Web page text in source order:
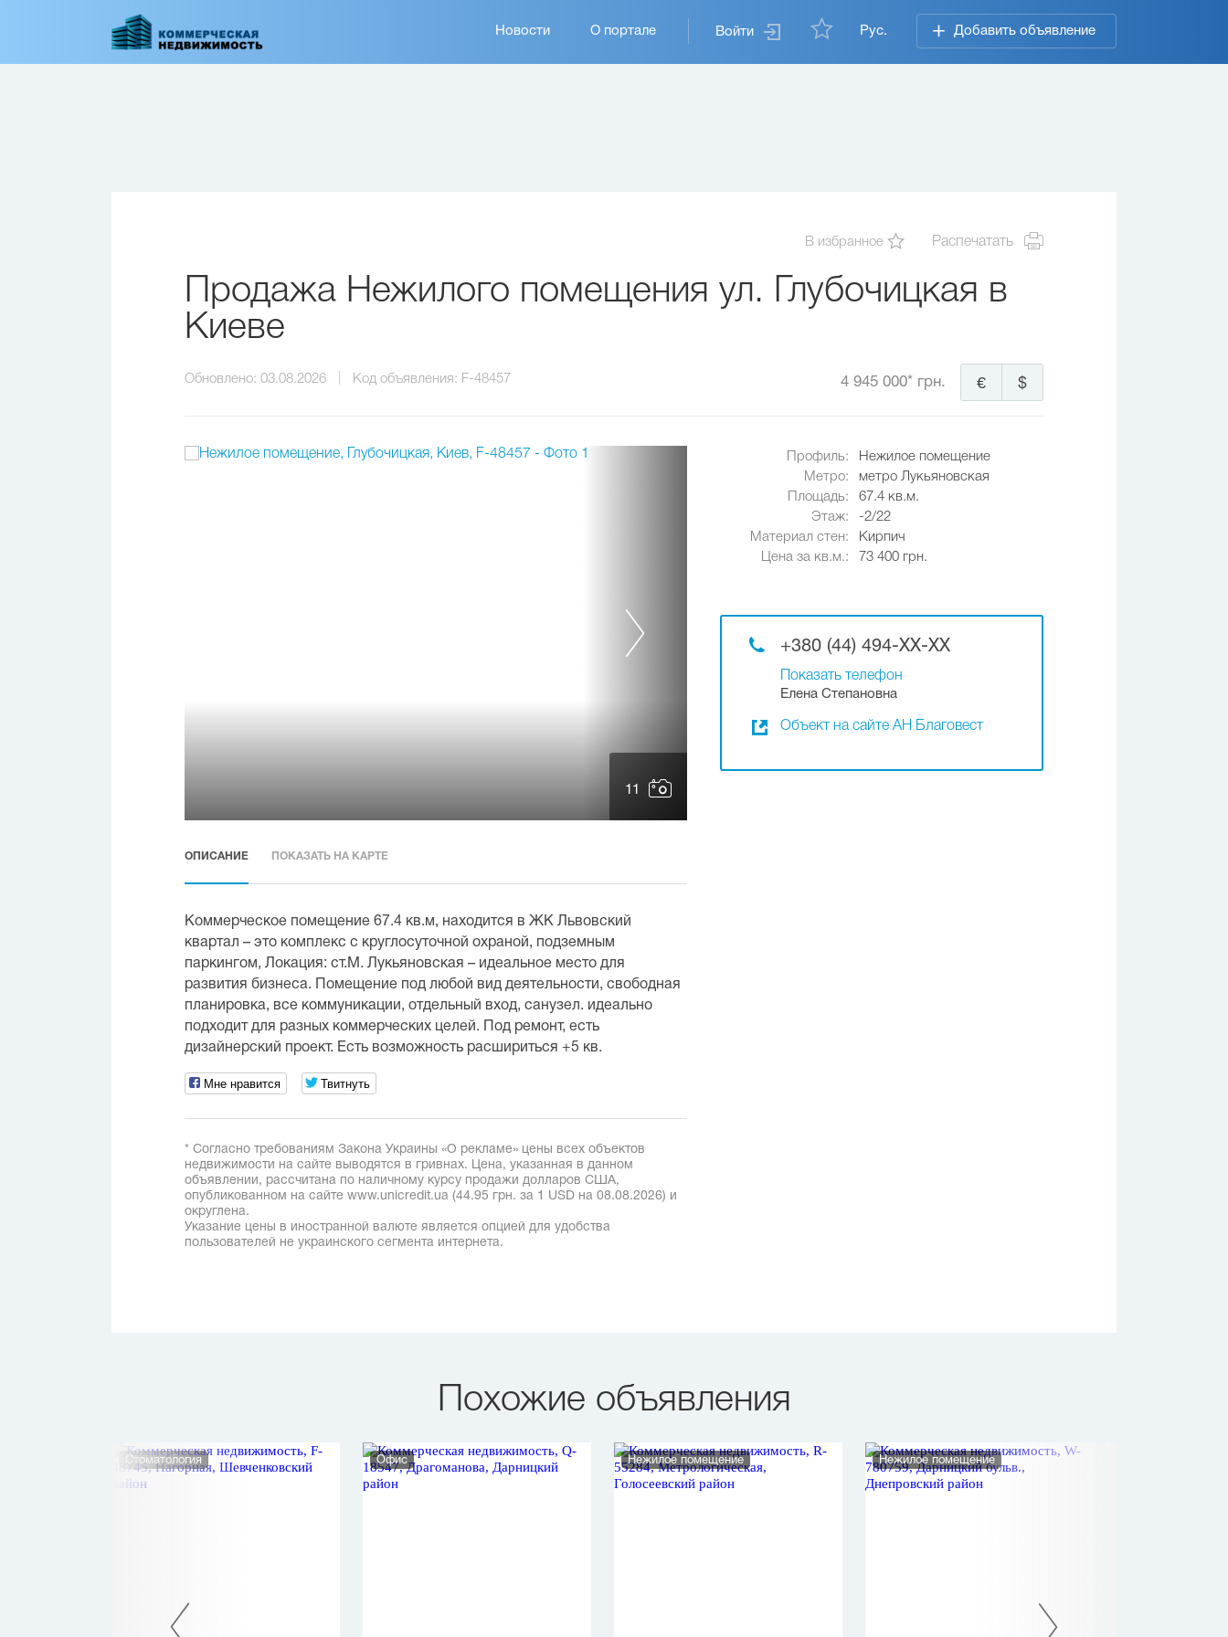
Войти Рус. Добавить объявление
Основная
навигация
Новости О портале
В избранное Распечатать
Продажа Нежилого помещения ул. Глубочицкая в
Киеве
Обновлено: 03.08.2026 Код объявления: F-48457 4 945 000* грн. $
€
11
Профиль:
Нежилое помещение
Метро:
метро Лукьяновская
Площадь:
67.4 кв.м.
Этаж:
-2/22
Материал стен:
Кирпич
Цена за кв.м.:
73 400 грн.
+380 (44) 494-XX-XX
Показать телефон
Елена Степановна
Объект на сайте АН Благовест
ОПИСАНИЕ ПОКАЗАТЬ НА КАРТЕ
Коммерческое помещение 67.4 кв.м, находится в ЖК Львовский
квартал – это комплекс с круглосуточной охраной, подземным
паркингом, Локация: ст.М. Лукьяновская – идеальное место для
развития бизнеса. Помещение под любой вид деятельности, свободная
планировка, все коммуникации, отдельный вход, санузел. идеально
подходит для разных коммерческих целей. Под ремонт, есть
дизайнерский проект. Есть возможность расшириться +5 кв.
Мне нравится Твитнуть
* Согласно требованиям Закона Украины «О рекламе» цены всех объектов
недвижимости на сайте выводятся в гривнах. Цена, указанная в данном
объявлении, рассчитана по наличному курсу продажи долларов США,
опубликованном на сайте www.unicredit.ua (44.95 грн. за 1 USD на 08.08.2026) и
округлена.
Указание цены в иностранной валюте является опцией для удобства
пользователей не украинского сегмента интернета.
Похожие объявления
Стоматология Офис Нежилое помещение Нежилое помещение